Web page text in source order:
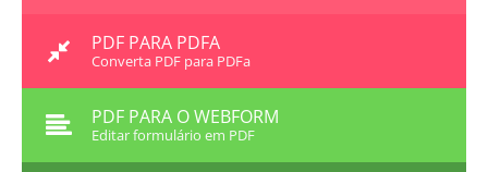
PDF PARA PDFA
Converta PDF para PDFa
PDF PARA O WEBFORM
Editar formulário em PDF